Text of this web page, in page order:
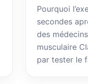
Pourquoi
secondes
des
musculaire
par tester le